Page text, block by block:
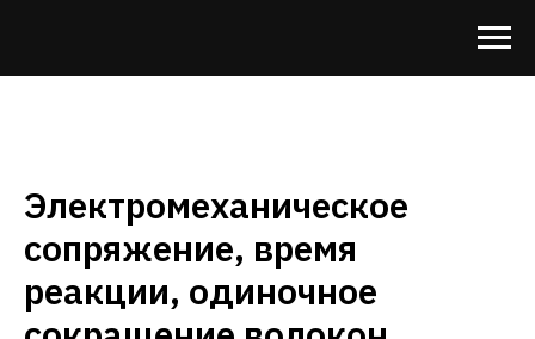
Электромеханическое
сопряжение, время
реакции, одиночное